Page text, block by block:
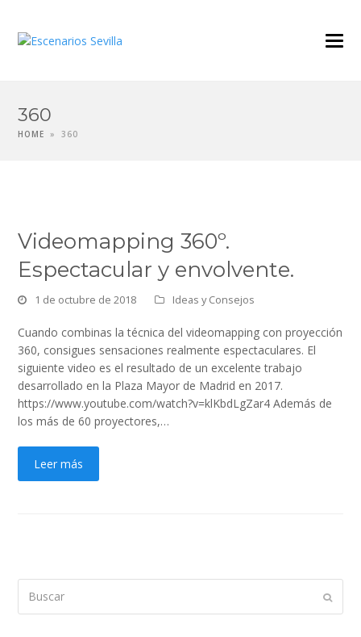
360
HOME » 360
Videomapping 360º.
Espectacular y envolvente.
1 de octubre de 2018 Ideas y Consejos
Cuando combinas la técnica del videomapping con proyección
360, consigues sensaciones realmente espectaculares. El
siguiente video es el resultado de un excelente trabajo
desarrollado en la Plaza Mayor de Madrid en 2017.
https://www.youtube.com/watch?v=klKbdLgZar4 Además de
los más de 60 proyectores,…
Leer más
Enviar